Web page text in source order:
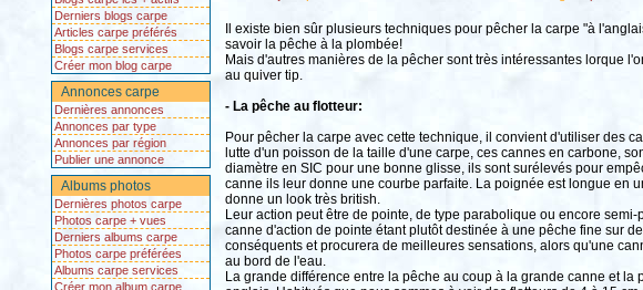
Derniers blogs carpe
Articles carpe préférés
Blogs carpe services
Créer mon blog carpe
Annonces carpe
Dernières annonces
Annonces par type
Annonces par région
Publier une annonce
Albums photos
Dernières photos carpe
Photos carpe + vues
Derniers albums carpe
Photos carpe préférées
Albums carpe services
Créer mon album carpe
Il existe bien sûr plusieurs techniques pour pêcher la carpe "à
savoir la pêche à la plombée!
Mais d'autres manières de la pêcher sont très intéressantes lorque
au quiver tip.
- La pêche au flotteur:
Pour pêcher la carpe avec cette technique, il convient d'utiliser des
lutte d'un poisson de la taille d'une carpe, ces cannes en carbone,
diamètre en SIC pour une bonne glisse, ils sont surélevés pour
canne ils leur donne une courbe parfaite. La poignée est longue en
donne un look très british.
Leur action peut être de pointe, de type parabolique ou encore
canne d'action de pointe étant plutôt destinée à une pêche fine sur
conséquents et procurera de meilleures sensations, alors qu'une
au bord de l'eau.
La grande différence entre la pêche au coup à la grande canne et